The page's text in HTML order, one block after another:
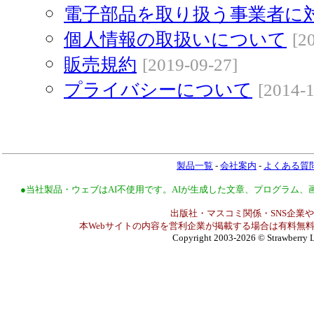
電子部品を取り扱う事業者に
個人情報の取扱いについて
販売規約 [2019-09-27]
プライバシーについて [2014-
製品一覧 - 会社案内 - よくある質
●当社製品・ウェブはAI不使用です。AIが生成した文章、プログラム
出版社・マスコミ関係・SNS企業
本Webサイトの内容を営利企業が掲載する場合は有料無
Copyright 2003-2026 © Strawberry